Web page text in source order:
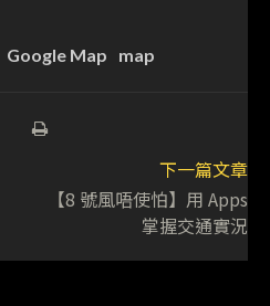
Google Map map
下一篇文章
【8 號風唔使怕】用 Apps
掌握交通實況